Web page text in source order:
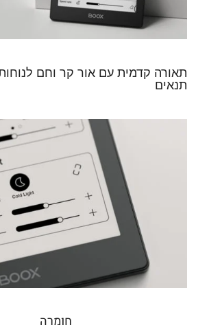
תאורה קדמית עם אור קר וחם
תנאים
חומרה